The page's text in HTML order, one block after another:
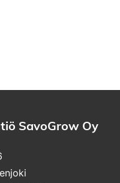
SavoGrow Oy